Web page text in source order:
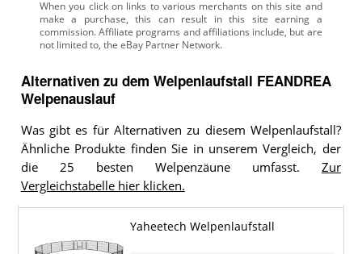
Alternativen zu dem Welpenlaufstall FEANDREA
Welpenauslauf
Was gibt es für Alternativen zu diesem Welpenlaufstall?
Ähnliche Produkte finden Sie in unserem Vergleich, der
die 25 besten Welpenzäune umfasst. Zur
Vergleichstabelle hier klicken.
Yaheetech Welpenlaufstall